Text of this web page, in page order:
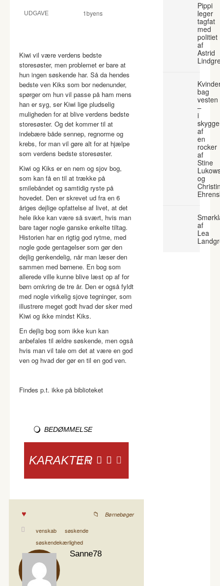
UDGAVE 1byens
Kiwi vil være verdens bedste
storesøster, men problemet er bare at
hun ingen søskende har. Så da hendes
bedste ven Kiks som bor nedenunder,
spørger om hun vil passe på ham mens
han er syg, ser Kiwi lige pludselig
muligheden for at blive verdens bedste
storesøster. Og det kommer til at
indebære både sennep, regnorme og
krebs, for man vil gøre alt for at hjælpe
som verdens bedste storesøster.
Kiwi og Kiks er en nem og sjov bog,
som kan få en til at trække på
smilebåndet og samtidig ryste på
hovedet. Den er skrevet ud fra en 6
åriges dejlige opfattelse af livet, at det
hele ikke kan være så svært, hvis man
bare tager nogle ganske enkelte tiltag.
Historien har en rigtig god rytme, med
nogle gode gentagelser som gør den
dejlig genkendelig, når man læser den
sammen med børnene. En bog som
allerede ville kunne blive læst op af for
børn omkring de tre år. Den er også fyldt
med nogle virkelig sjove tegninger, som
illustrere meget godt hvad der sker med
Kiwi og ikke mindst Kiks.
En dejlig bog som ikke kun kan
anbefales til ældre søskende, men også
hvis man vil tale om det at være en god
ven og hvad der gør en til en god ven.
Findes p.t. ikke på biblioteket
BEDØMMELSE
KARAKTER
Børnebøger
venskab
søskende
søskendekærlighed
Sanne78
Pippi
leger
tagfat
med
politiet
af
Astrid
bag
vesten
–
i
af
en
rocker
af
Stine
og
af
Lea